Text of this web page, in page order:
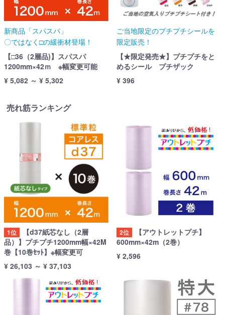
新商品「スパスパ」
〇ではなく□の緩衝材登場！
【□36（2層品)】スパスパ
1200mm×42ｍ ※幅変更可能
¥ 5,082 ～ ¥ 5,302
ご当地限定のプチプチシールを
限定販売！
【★限定発売★】プチプチをと
めるシール プチザック
¥ 396
売れ筋ランキング
1位
【d37紙芯なし（2層
品）】プチプチ1200mm幅×42M
巻【10巻ｾｯﾄ】※幅変更可
¥ 26,103 ～ ¥ 37,103
2位
【アウトレットプチ】
600mm×42m（2巻）
¥ 2,596